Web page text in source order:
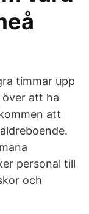
timmar upp
att ha
att
personal till
och